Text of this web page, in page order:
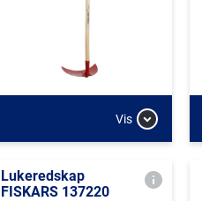
Vis
Lukeredskap
FISKARS 137220